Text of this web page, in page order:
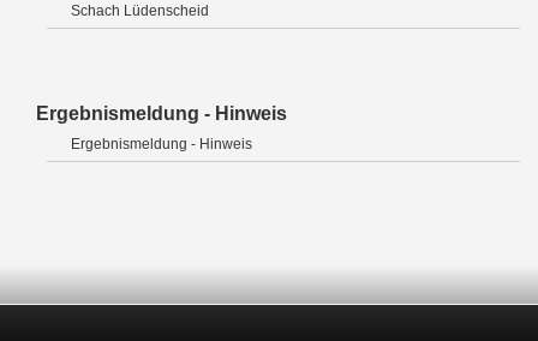
Schach Lüdenscheid
Ergebnismeldung - Hinweis
Ergebnismeldung - Hinweis